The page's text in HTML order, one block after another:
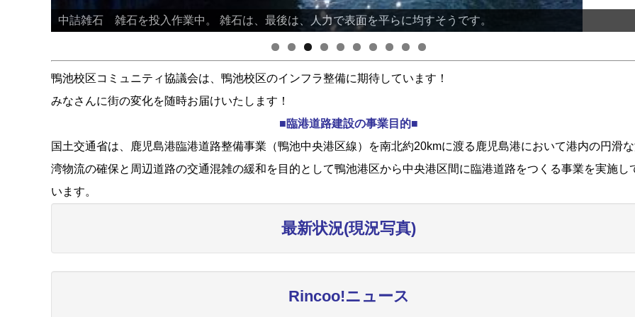
中詰雑石 雑石を投入作業中。 雑石は、最後は、人力で表面を平らに均すそうです。
鴨池校区コミュニティ協議会は、鴨池校区のインフラ整備に期待しています！
みなさんに街の変化を随時お届けいたします！
■臨港道路建設の事業目的■
国土交通省は、鹿児島港臨港道路整備事業（鴨池中央港区線）を南北約20kmに渡る鹿児島港において港内の円滑
湾物流の確保と周辺道路の交通混雑の緩和を目的として鴨池港区から中央港区間に臨港道路をつくる事業を実施し
います。
最新状況(現況写真)
Rincoo!ニュース